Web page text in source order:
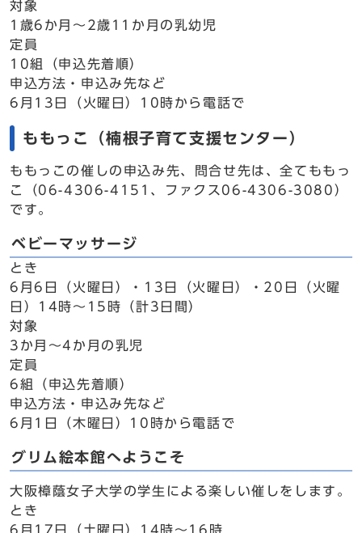
対象
1歳6か月～2歳11か月の乳幼児
定員
10組（申込先着順）
申込方法・申込み先など
6月13日（火曜日）10時から電話で
ももっこ（楠根子育て支援センター）
ももっこの催しの申込み先、問合せ先は、全てももっ
こ（06-4306-4151、ファクス06-4306-3080）
です。
ベビーマッサージ
とき
6月6日（火曜日）・13日（火曜日）・20日（火曜
日）14時～15時（計3日間）
対象
3か月～4か月の乳児
定員
6組（申込先着順）
申込方法・申込み先など
6月1日（木曜日）10時から電話で
グリム絵本館へようこそ
大阪樟蔭女子大学の学生による楽しい催しをします。
とき
6月17日（土曜日）14時～16時